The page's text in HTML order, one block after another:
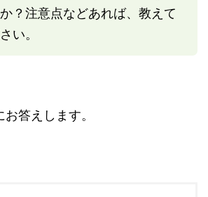
？注意点などあれば、教えて
い。
答えします。